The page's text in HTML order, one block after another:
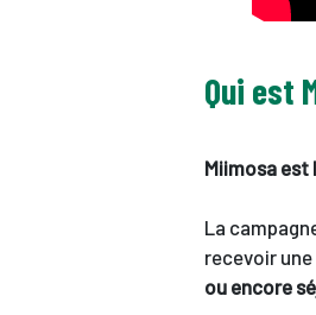
Qui est
Miimosa
La
recevoir
ou encore